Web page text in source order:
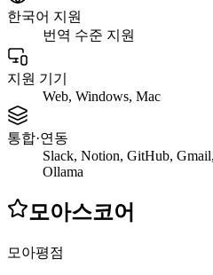
한국어 지원
번역 수준 지원
지원 기기
Web, Windows, Mac
통합·연동
Slack, Notion, GitHub,
Ollama
모아스코어
모아평점